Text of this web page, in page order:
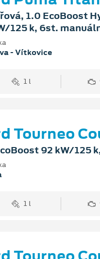
1.0 EcoBoost
125 k, 6st.
- Vítkovice
1 l
Tourneo
92 kW/125
1 l